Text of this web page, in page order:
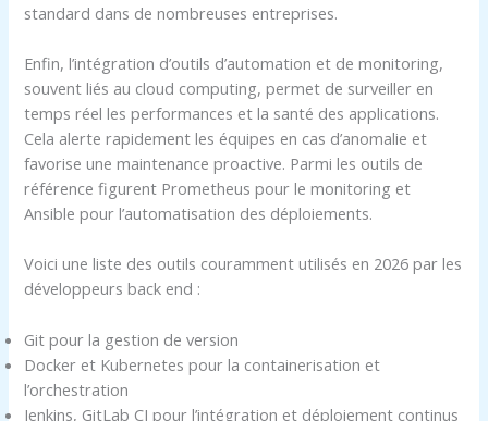
standard dans de nombreuses entreprises.
Enfin, l’intégration d’outils d’automation et de monitoring,
souvent liés au cloud computing, permet de surveiller en
temps réel les performances et la santé des applications.
Cela alerte rapidement les équipes en cas d’anomalie et
favorise une maintenance proactive. Parmi les outils de
référence figurent Prometheus pour le monitoring et
Ansible pour l’automatisation des déploiements.
Voici une liste des outils couramment utilisés en 2026 par les
développeurs back end :
Git pour la gestion de version
Docker et Kubernetes pour la containerisation et
l’orchestration
Jenkins, GitLab CI pour l’intégration et déploiement continus